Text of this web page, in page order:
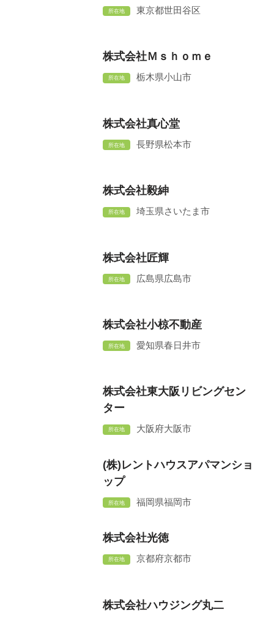
所在地 東京都世田谷区
株式会社Ｍｓｈｏｍｅ
所在地 栃木県小山市
株式会社真心堂
所在地 長野県松本市
株式会社毅紳
所在地 埼玉県さいたま市
株式会社匠輝
所在地 広島県広島市
株式会社小椋不動産
所在地 愛知県春日井市
株式会社東大阪リビングセン
ター
所在地 大阪府大阪市
(株)レントハウスアパマンショ
ップ
所在地 福岡県福岡市
株式会社光徳
所在地 京都府京都市
株式会社ハウジング丸二